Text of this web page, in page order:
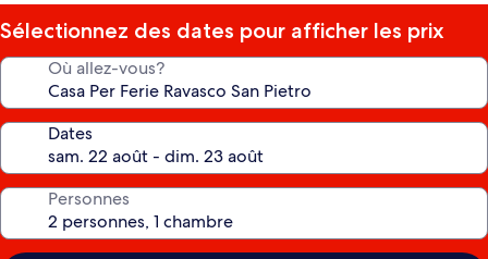
Sélectionnez des dates pour afficher les prix
Où allez-vous?
Dates
Personnes